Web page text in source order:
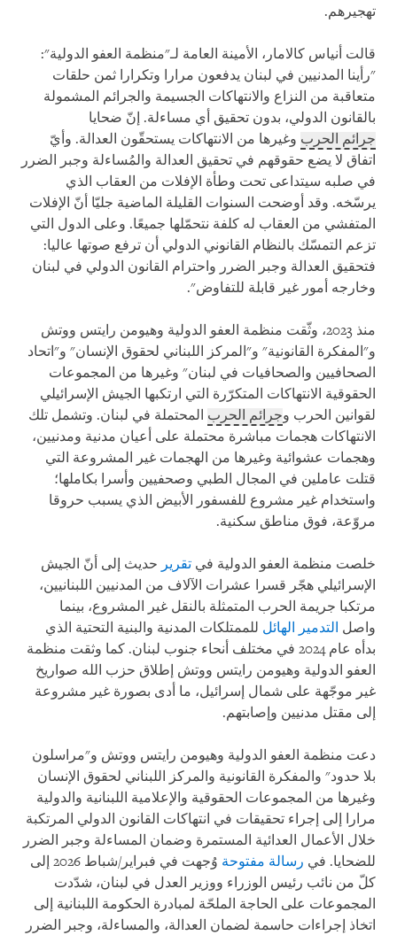
تهجيرهم.
قالت أنياس كالامار، الأمينة العامة لـ"منظمة العفو الدولية":
"رأينا المدنيين في لبنان يدفعون مرارا وتكرارا ثمن حلقات
متعاقبة من النزاع والانتهاكات الجسيمة والجرائم المشمولة
بالقانون الدولي، بدون تحقيق أي مساءلة. إنّ ضحايا
جرائم الحرب وغيرها من الانتهاكات يستحقّون العدالة. وأيّ
اتفاق لا يضع حقوقهم في تحقيق العدالة والمُساءلة وجبر الضرر
في صلبه سيتداعى تحت وطأة الإفلات من العقاب الذي
يرسّخه. وقد أوضحت السنوات القليلة الماضية جليّا أنّ الإفلات
المتفشي من العقاب له كلفة نتحمّلها جميعًا. وعلى الدول التي
تزعم التمسّك بالنظام القانوني الدولي أن ترفع صوتها عاليا:
فتحقيق العدالة وجبر الضرر واحترام القانون الدولي في لبنان
وخارجه أمور غير قابلة للتفاوض".
منذ 2023، وثّقت منظمة العفو الدولية وهيومن رايتس ووتش
و"المفكرة القانونية" و"المركز اللبناني لحقوق الإنسان" و"اتحاد
الصحافيين والصحافيات في لبنان" وغيرها من المجموعات
الحقوقية الانتهاكات المتكرّرة التي ارتكبها الجيش الإسرائيلي
لقوانين الحرب وجرائم الحرب المحتملة في لبنان. وتشمل تلك
الانتهاكات هجمات مباشرة محتملة على أعيان مدنية ومدنيين،
وهجمات عشوائية وغيرها من الهجمات غير المشروعة التي
قتلت عاملين في المجال الطبي وصحفيين وأسرا بكاملها؛
واستخدام غير مشروع للفسفور الأبيض الذي يسبب حروقا
مروّعة، فوق مناطق سكنية.
خلصت منظمة العفو الدولية في تقرير حديث إلى أنّ الجيش
الإسرائيلي هجّر قسرا عشرات الآلاف من المدنيين اللبنانيين،
مرتكبا جريمة الحرب المتمثلة بالنقل غير المشروع، بينما
واصل التدمير الهائل للممتلكات المدنية والبنية التحتية الذي
بدأه عام 2024 في مختلف أنحاء جنوب لبنان. كما وثقت منظمة
العفو الدولية وهيومن رايتس ووتش إطلاق حزب الله صواريخ
غير موجّهة على شمال إسرائيل، ما أدى بصورة غير مشروعة
إلى مقتل مدنيين وإصابتهم.
دعت منظمة العفو الدولية وهيومن رايتس ووتش و"مراسلون
بلا حدود" والمفكرة القانونية والمركز اللبناني لحقوق الإنسان
وغيرها من المجموعات الحقوقية والإعلامية اللبنانية والدولية
مرارا إلى إجراء تحقيقات في انتهاكات القانون الدولي المرتكبة
خلال الأعمال العدائية المستمرة وضمان المساءلة وجبر الضرر
للضحايا. في رسالة مفتوحة
وُجهت في فبراير/شباط 2026 إلى
كلّ من نائب رئيس الوزراء ووزير العدل في لبنان، شدّدت
المجموعات على الحاجة الملحّة لمبادرة الحكومة اللبنانية إلى
اتخاذ إجراءات حاسمة لضمان العدالة، والمساءلة، وجبر الضرر